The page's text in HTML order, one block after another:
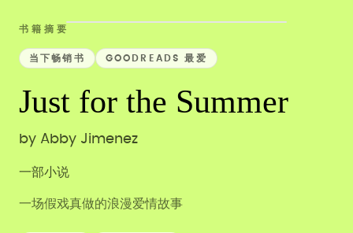
书籍摘要
当下畅销书 GOODREADS 最爱
Just for the Summer
by Abby Jimenez
一部小说
一场假戏真做的浪漫爱情故事